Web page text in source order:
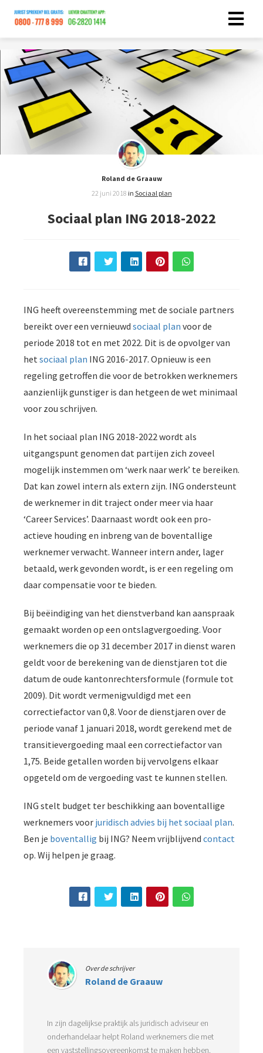
Roland de Graauw
22 juni 2018 in Sociaal plan
Sociaal plan ING 2018-2022
ING heeft overeenstemming met de sociale partners
bereikt over een vernieuwd sociaal plan voor de
periode 2018 tot en met 2022. Dit is de opvolger van
hetsociaal plan ING 2016-2017. Opnieuw is een
regeling getroffen die voor de betrokken werknemers
aanzienlijk gunstiger is dan hetgeen de wet minimaal
voor zou schrijven.
In het sociaal plan ING 2018-2022 wordt als
uitgangspunt genomen dat partijen zich zoveel
mogelijk instemmen om ‘werk naar werk’ te bereiken.
Dat kan zowel intern als extern zijn. ING ondersteunt
de werknemer in dit traject onder meer via haar
‘Career Services’. Daarnaast wordt ook een pro-
actieve houding en inbreng van de boventallige
werknemer verwacht. Wanneer intern ander, lager
betaald, werk gevonden wordt, is er een regeling om
daar compensatie voor te bieden.
Bij beëindiging van het dienstverband kan aanspraak
gemaakt worden op een ontslagvergoeding. Voor
werknemers die op 31 december 2017 in dienst waren
geldt voor de berekening van de dienstjaren tot die
datum de oude kantonrechtersformule (formule tot
2009). Dit wordt vermenigvuldigd met een
correctiefactor van 0,8. Voor de dienstjaren over de
periode vanaf 1 januari 2018, wordt gerekend met de
transitievergoeding maal een correctiefactor van
1,75. Beide getallen worden bij vervolgens elkaar
opgeteld om de vergoeding vast te kunnen stellen.
ING stelt budget ter beschikking aan boventallige
werknemers voor juridisch advies bij het sociaal plan.
Ben je boventallig bij ING? Neem vrijblijvend contact
op. Wij helpen je graag.
Over de schrijver
Roland de Graauw
In zijn dagelijkse praktijk als juridisch adviseur en
onderhandelaar helpt Roland werknemers die met
een vaststellingsovereenkomst te maken hebben.
over
op
gebruikt
te
Hierdoor
website-
van